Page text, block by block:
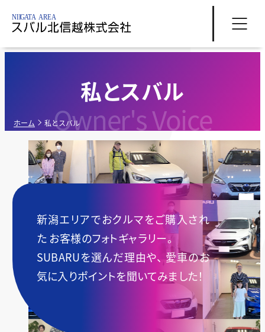
Owner's Voice
私とスバル
ホーム 私とスバル
新潟エリアでおクルマをご購入され
た お客様のフォトギャラリー。
SUBARUを選んだ理由や、 愛車のお
気に入りポイントを聞いてみました！